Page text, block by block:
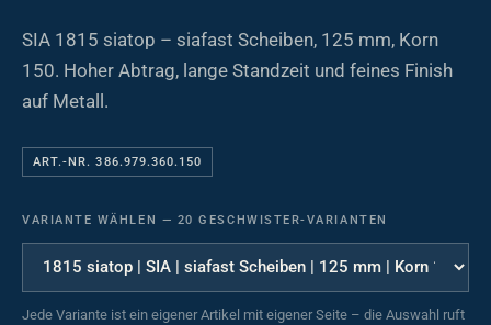
SIA 1815 siatop – siafast Scheiben, 125 mm, Korn
150. Hoher Abtrag, lange Standzeit und feines Finish
auf Metall.
ART.-NR. 386.979.360.150
VARIANTE WÄHLEN — 20 GESCHWISTER-VARIANTEN
Jede Variante ist ein eigener Artikel mit eigener Seite – die Auswahl ruft